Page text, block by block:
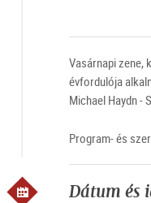
Vasárnapi zene,
évfordulója
Michael Haydn -
Program- és
Dátum és